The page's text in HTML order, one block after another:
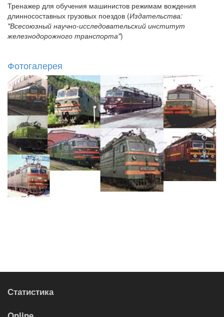
Тренажер для обучения машинистов режимам вождения
длинносоставных грузовых поездов (Издательства:
"Всесоюзный научно-исследовательский институт
железнодорожного транспорта")
Фотогалерея
Статистика